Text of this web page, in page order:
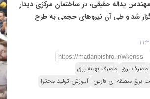
یداله حقیقی، در ساختمان مرکزی دیدار
شد و طی آن نیروهای حجمی به طرح
مصرف برق مصرف بهینه برق
برق منطقه ای فارس آموزش تولید محتوا